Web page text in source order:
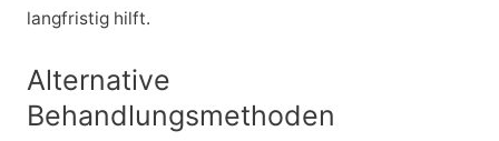
langfristig hilft.
Alternative
Behandlungsmethoden